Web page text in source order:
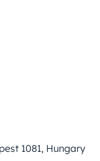
1081, Hungary